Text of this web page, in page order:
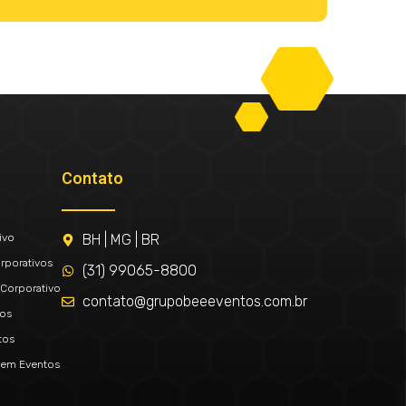
Eventos
Contato
BH | MG | BR
(31) 99065-8800
contato@grupobeeeventos.com.br